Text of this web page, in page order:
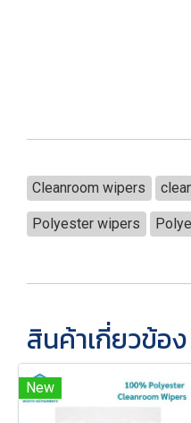
Cleanroom wipers
Polyester wipers
สินค้าเกี่ยวข้อง
New